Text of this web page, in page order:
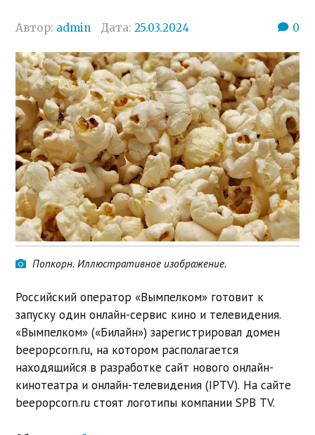
Автор: admin Дата:25.03.2024 0
Попкорн. Иллюстративное изображение.
Российский оператор «Вымпелком» готовит к
запуску один онлайн-сервис кино и телевидения.
«Вымпелком» («Билайн») зарегистрировал домен
beepopcorn.ru, на котором располагается
находящийся в разработке сайт нового онлайн-
кинотеатра и онлайн-телевидения (IPTV). На сайте
beepopcorn.ru стоят логотипы компании SPB TV.